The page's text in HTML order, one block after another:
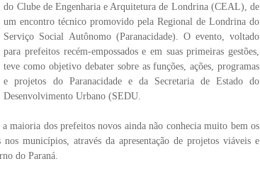
do Clube de Engenharia e Arquitetura de Londrina (CEAL) , de
um encontro técnico promovido pelaRegional de Londrina do
Serviço Social Autônomo (Paranacidade). O evento, voltado
para prefeitos recém-empossados e em suas primeiras gestões,
teve como objetivo debater sobre as funções, ações, programas
e projetos do Paranacidade e da Secretaria de Estado do
Desenvolvimento Urbano (SEDU.
maioria dos prefeitos novos ainda não conhecia muito bem os
nos municípios, através da apresentação de projetos viáveis e
do Paraná.